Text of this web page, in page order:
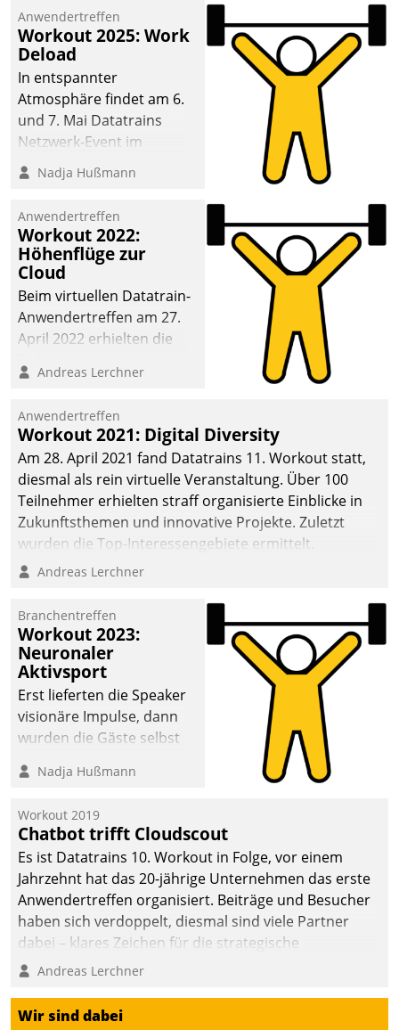
Anwendertreffen
Workout 2025: Work
Deload
In entspannter
Atmosphäre findet am 6.
und 7. Mai Datatrains
Netzwerk-Event im
Kunden- und Partnerkreis
statt. Zentrale Frage: Wie
Mammutprojekte
meistern und Workloads
wuppen – bei zunehmend
anspruchsvollen
Aufgaben und
abnehmendem
Nadja Hußmann
Anwendertreffen
Workout 2022:
Höhenflüge zur
Cloud
Beim virtuellen Datatrain-
Anwendertreffen am 27.
April 2022 erhielten die
Teilnehmer kurzweilige
Cloud-Strategien und -
Lösungen mit hohem
Zukunftspotenzial.
Andreas Lerchner
Anwendertreffen
Workout 2021: Digital Diversity
Am 28. April 2021 fand Datatrains 11. Workout statt,
diesmal als rein virtuelle Veranstaltung. Über 100
Teilnehmer erhielten straff organisierte Einblicke in
Zukunftsthemen und innovative Projekte. Zuletzt
wurden die Top-Interessengebiete ermittelt.
Andreas Lerchner
Branchentreffen
Workout 2023:
Neuronaler
Aktivsport
Erst lieferten die Speaker
visionäre Impulse, dann
wurden die Gäste selbst
methodisch
Quartier. Dazwischen
zeigte Datatrain, was es
Neues zu bieten hat.
Nadja Hußmann
Workout 2019
Chatbot trifft Cloudscout
Es ist Datatrains 10. Workout in Folge, vor einem
Jahrzehnt hat das 20-jährige Unternehmen das erste
Anwendertreffen organisiert. Beiträge und Besucher
haben sich verdoppelt, diesmal sind viele Partner
dabei – klares Zeichen für die strategische
Fokussierung auf den Kunden.
Andreas Lerchner
Wir sind dabei